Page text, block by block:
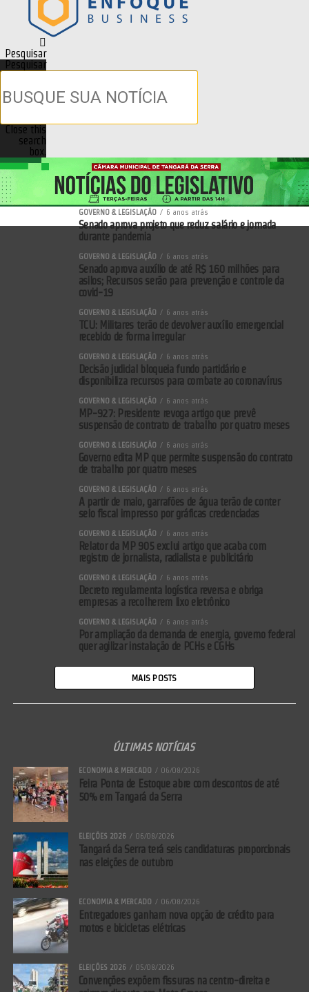
Pesquisar
Pesquisar
Close this
search
box.
GOVERNO & LEGISLAÇÃO 6 anos atrás
Senado aprova projeto que reduz salário e jornada
durante pandemia
GOVERNO & LEGISLAÇÃO 6 anos atrás
Senado aprova auxílio de até R$ 160 milhões para
asilos; Recursos serão para prevenção e controle da
covid-19
GOVERNO & LEGISLAÇÃO 6 anos atrás
TCU: Militares terão de devolver auxílio emergencial
recebido de forma irregular
GOVERNO & LEGISLAÇÃO 6 anos atrás
Decisão judicial bloqueia fundo partidário e
disponibiliza recursos para combate ao coronavírus
GOVERNO & LEGISLAÇÃO 6 anos atrás
MP-927: Presidente revoga artigo que prevê
suspensão de contrato de trabalho por quatro meses
GOVERNO & LEGISLAÇÃO 6 anos atrás
Governo edita MP que permite suspensão do contrato
de trabalho por quatro meses
GOVERNO & LEGISLAÇÃO 6 anos atrás
A partir de maio, garrafões de água terão de conter
selo fiscal impresso por gráficas credenciadas
GOVERNO & LEGISLAÇÃO 6 anos atrás
Relator da MP 905 exclui artigo que acaba com
registro de jornalista, radialista e publicitário
GOVERNO & LEGISLAÇÃO 6 anos atrás
Decreto regulamenta logística reversa e obriga
empresas a recolherem lixo eletrônico
GOVERNO & LEGISLAÇÃO 6 anos atrás
Por ampliação da demanda de energia, governo federal
quer agilizar instalação de PCHs e CGHs
MAIS POSTS
ÚLTIMAS NOTÍCIAS
ECONOMIA & MERCADO 06/08/2026
Feira Ponta de Estoque abre com descontos de até
50% em Tangará da Serra
ELEIÇÕES 2026 06/08/2026
Tangará da Serra terá seis candidaturas proporcionais
nas eleições de outubro
ECONOMIA & MERCADO 06/08/2026
Entregadores ganham nova opção de crédito para
motos e bicicletas elétricas
ELEIÇÕES 2026 05/08/2026
Convenções expõem fissuras na centro-direita e